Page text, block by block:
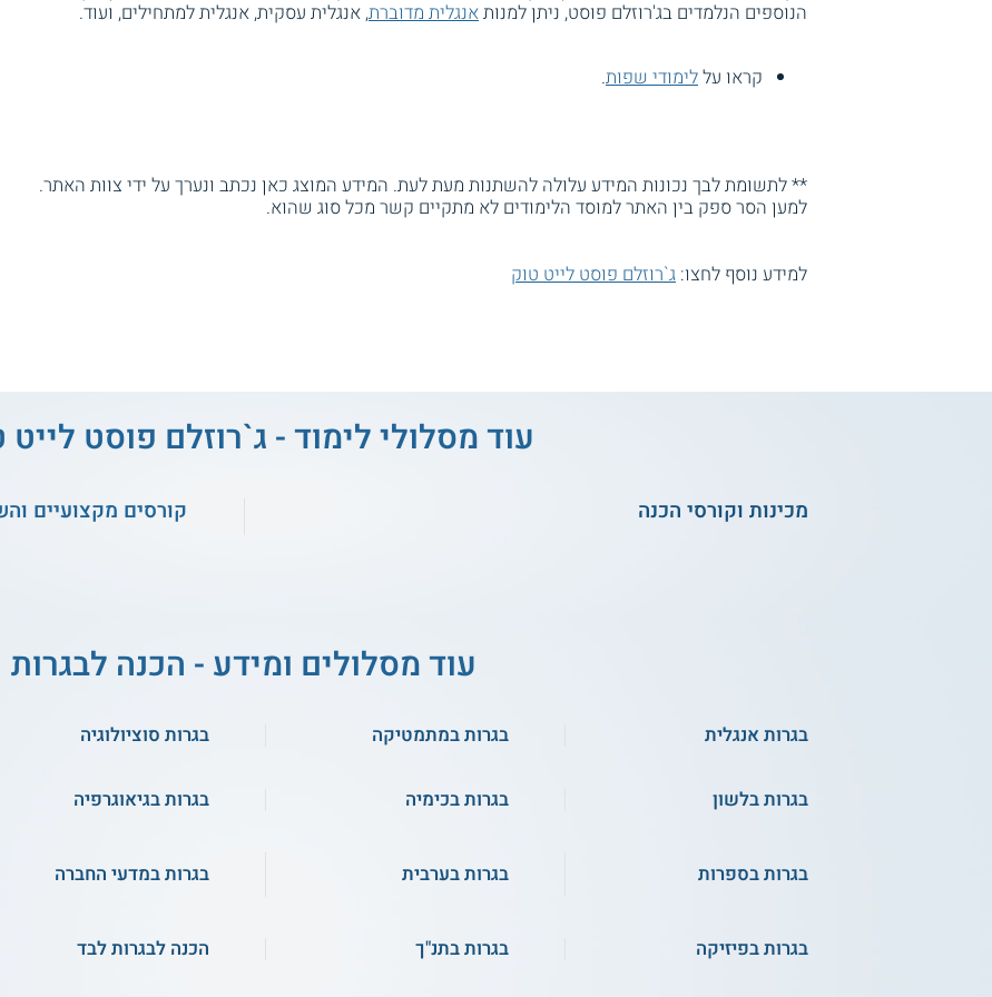
הנוספים הנלמדים בג'רוזלם פוסט, ניתן למנותאנגלית מדוברת, אנגלית עסקית, אנגלית למתחילים, ועוד.
קראו עללימודי שפות.
** לתשומת לבך נכונות המידע עלולה להשתנות מעת לעת. המידע המוצג כאן נכתב ונערך על ידי צוות האתר.
למען הסר ספק בין האתר למוסד הלימודים לא מתקיים קשר מכל סוג שהוא.
למידע נוסף לחצו: ג`רוזלם פוסט לייט טוק
עוד מסלולי לימוד - ג`רוזלם פוסט לייט
מכינות וקורסי הכנה קורסים מקצועיים
עוד מסלולים ומידע - הכנה לבגרות
בגרות אנגלית בגרות במתמטיקה בגרות סוציולוגיה
בגרות בלשון בגרות בכימיה בגרות בגיאוגרפיה
בגרות בספרות בגרות בערבית בגרות במדעי החברה
בגרות בפיזיקה בגרות בתנ"ך הכנה לבגרות לבד